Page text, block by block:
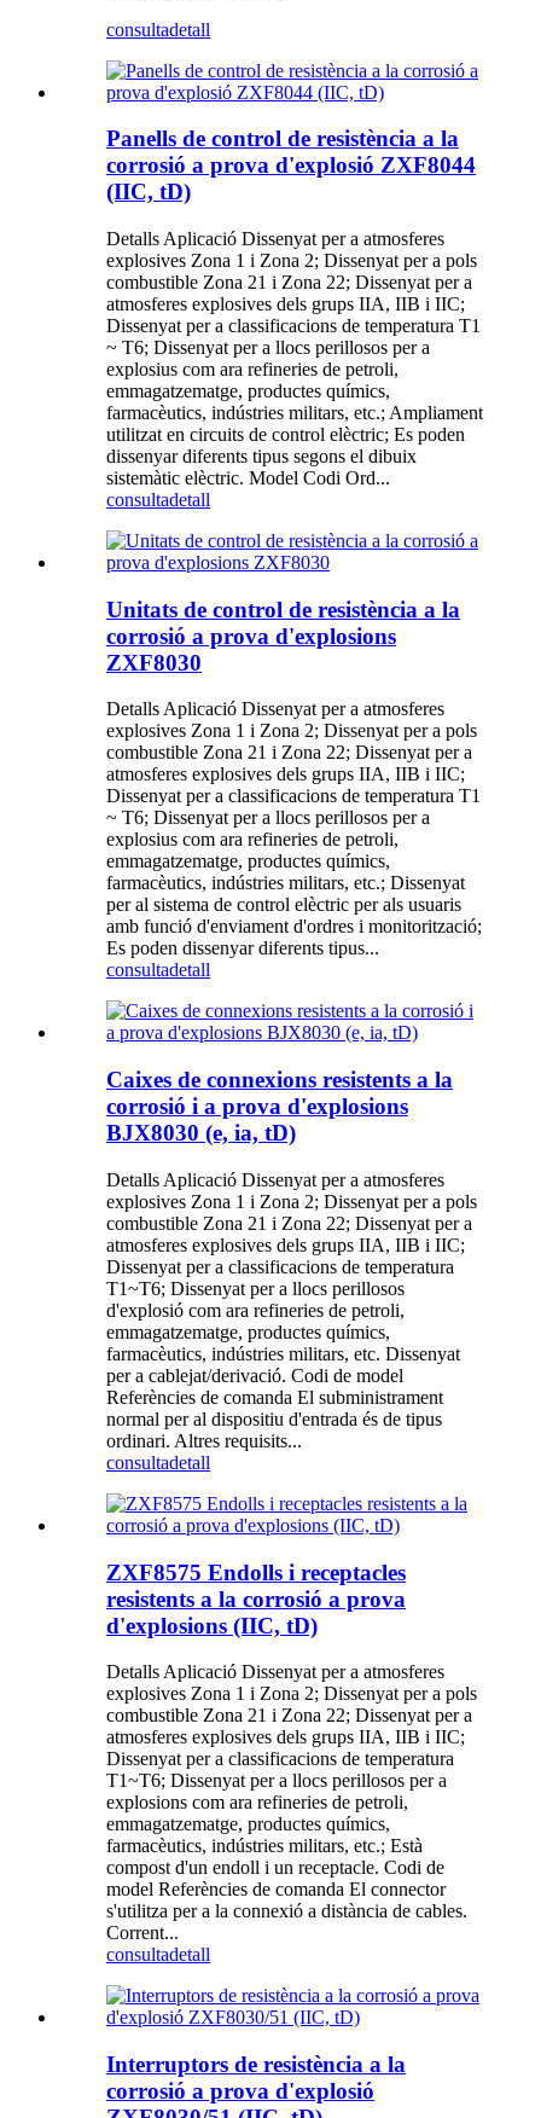
consultadetall
Panells de control de resistència a la
corrosió a prova d'explosió ZXF8044
(IIC, tD)
Detalls Aplicació Dissenyat per a atmosferes
explosives Zona 1 i Zona 2; Dissenyat per a pols
combustible Zona 21 i Zona 22; Dissenyat per a
atmosferes explosives dels grups IIA, IIB i IIC;
Dissenyat per a classificacions de temperatura T1
~ T6; Dissenyat per a llocs perillosos per a
explosius com ara refineries de petroli,
emmagatzematge, productes químics,
farmacèutics, indústries militars, etc.; Ampliament
utilitzat en circuits de control elèctric; Es poden
dissenyar diferents tipus segons el dibuix
sistemàtic elèctric. Model Codi Ord...
consultadetall
Unitats de control de resistència a la
corrosió a prova d'explosions
ZXF8030
Detalls Aplicació Dissenyat per a atmosferes
explosives Zona 1 i Zona 2; Dissenyat per a pols
combustible Zona 21 i Zona 22; Dissenyat per a
atmosferes explosives dels grups IIA, IIB i IIC;
Dissenyat per a classificacions de temperatura T1
~ T6; Dissenyat per a llocs perillosos per a
explosius com ara refineries de petroli,
emmagatzematge, productes químics,
farmacèutics, indústries militars, etc.; Dissenyat
per al sistema de control elèctric per als usuaris
amb funció d'enviament d'ordres i monitorització;
Es poden dissenyar diferents tipus...
consultadetall
Caixes de connexions resistents a la
corrosió i a prova d'explosions
BJX8030 (e, ia, tD)
Detalls Aplicació Dissenyat per a atmosferes
explosives Zona 1 i Zona 2; Dissenyat per a pols
combustible Zona 21 i Zona 22; Dissenyat per a
atmosferes explosives dels grups IIA, IIB i IIC;
Dissenyat per a classificacions de temperatura
T1~T6; Dissenyat per a llocs perillosos
d'explosió com ara refineries de petroli,
emmagatzematge, productes químics,
farmacèutics, indústries militars, etc. Dissenyat
per a cablejat/derivació. Codi de model
Referències de comanda El subministrament
normal per al dispositiu d'entrada és de tipus
ordinari. Altres requisits...
consultadetall
ZXF8575 Endolls i receptacles
resistents a la corrosió a prova
d'explosions (IIC, tD)
Detalls Aplicació Dissenyat per a atmosferes
explosives Zona 1 i Zona 2; Dissenyat per a pols
combustible Zona 21 i Zona 22; Dissenyat per a
atmosferes explosives dels grups IIA, IIB i IIC;
Dissenyat per a classificacions de temperatura
T1~T6; Dissenyat per a llocs perillosos per a
explosions com ara refineries de petroli,
emmagatzematge, productes químics,
farmacèutics, indústries militars, etc.; Està
compost d'un endoll i un receptacle. Codi de
model Referències de comanda El connector
s'utilitza per a la connexió a distància de cables.
Corrent...
consultadetall
Interruptors de resistència a la
corrosió a prova d'explosió